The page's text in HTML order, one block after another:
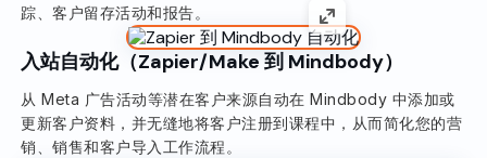
踪、客户留存活动和报告。
入站自动化（Zapier/Make 到 Mindbody）
从 Meta 广告活动等潜在客户来源自动在 Mindbody 中添加或
更新客户资料，并无缝地将客户注册到课程中，从而简化您的营
销、销售和客户导入工作流程。